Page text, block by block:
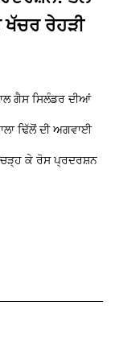
ਖੱਚਰ ਰੇਹੜੀ
ਗੈਸ ਸਿਲੰਡਰ ਦੀਆਂ
ਢਿੱਲੋਂ ਦੀ ਅਗਵਾਈ
ਕੇ ਰੋਸ ਪ੍ਰਦਰਸ਼ਨ